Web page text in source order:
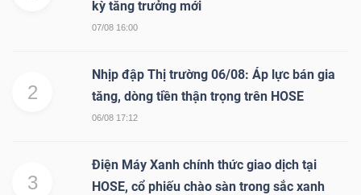
kỳ tăng trưởng mới
07/08 16:00
2
Nhịp đập Thị trường 06/08: Áp lực bán gia
tăng, dòng tiền thận trọng trên HOSE
06/08 17:12
3
Điện Máy Xanh chính thức giao dịch tại
HOSE, cổ phiếu chào sàn trong sắc xanh
Người nội bộ Người liên quan Cổ đông lớn